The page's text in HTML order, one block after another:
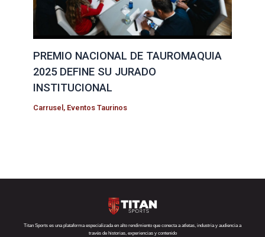
PREMIO NACIONAL DE TAUROMAQUIA
2025 DEFINE SU JURADO
INSTITUCIONAL
Carrusel , Eventos Taurinos
Titan Sports es una plataforma especializada en alto rendimiento que conecta a atletas, industria y audiencia a
través de historias, experiencias y contenido